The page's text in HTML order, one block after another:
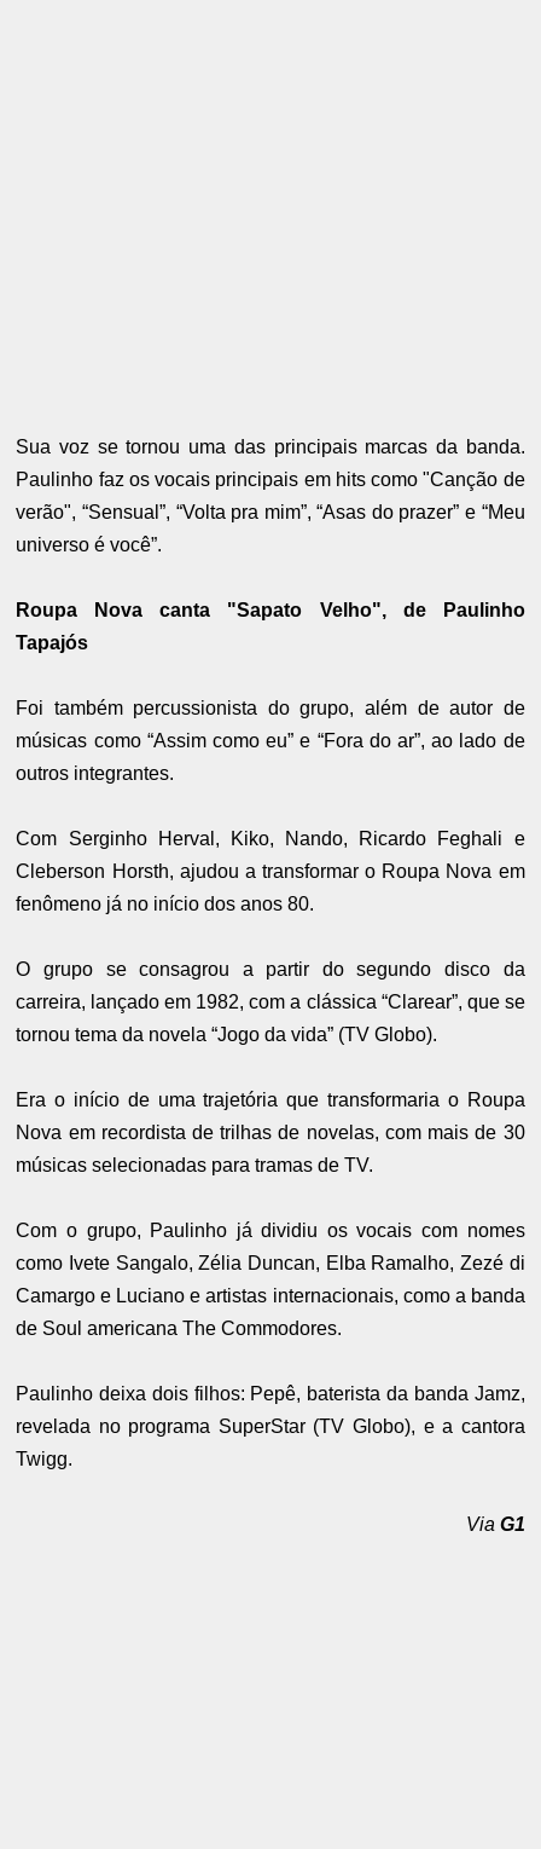
Sua voz se tornou uma das principais marcas da banda.
Paulinho faz os vocais principais em hits como "Canção de
verão", “Sensual”, “Volta pra mim”, “Asas do prazer” e “Meu
universo é você”.
Roupa Nova canta "Sapato Velho", de Paulinho
Tapajós
Foi também percussionista do grupo, além de autor de
músicas como “Assim como eu” e “Fora do ar”, ao lado de
outros integrantes.
Com Serginho Herval, Kiko, Nando, Ricardo Feghali e
Cleberson Horsth, ajudou a transformar o Roupa Nova em
fenômeno já no início dos anos 80.
O grupo se consagrou a partir do segundo disco da
carreira, lançado em 1982, com a clássica “Clarear”, que se
tornou tema da novela “Jogo da vida” (TV Globo).
Era o início de uma trajetória que transformaria o Roupa
Nova em recordista de trilhas de novelas, com mais de 30
músicas selecionadas para tramas de TV.
Com o grupo, Paulinho já dividiu os vocais com nomes
como Ivete Sangalo, Zélia Duncan, Elba Ramalho, Zezé di
Camargo e Luciano e artistas internacionais, como a banda
de Soul americana The Commodores.
Paulinho deixa dois filhos: Pepê, baterista da banda Jamz,
revelada no programa SuperStar (TV Globo), e a cantora
Twigg.
Via G1